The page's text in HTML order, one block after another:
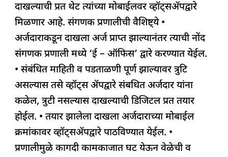
दाखल्याची प्रत थेट त्यांच्या मोबाईलवर व्हॉट्सअ‍ॅपद्वारे
मिळणार आहे. संगणक प्रणालीची वैशिष्ट्ये •
अर्जदाराकडून दाखला अर्ज प्राप्त झाल्यानंतर त्याची नोंद
संगणक प्रणाली मध्ये ‘ई – ऑफिस’ द्वारे करण्यात येईल.
• संबंधित माहिती व पडताळणी पूर्ण झाल्यावर त्रुटि
असल्यास तसे व्हॉट्स ॲपद्वारे संबधित अर्जदार यांना
कळेल, त्रुटी नसल्यास दाखल्याची डिजिटल प्रत तयार
होईल. • तयार झालेला दाखला अर्जदाराच्या मोबाईल
क्रमांकावर व्हॉट्सॲपद्वारे पाठविण्यात येईल. •
प्रणालीमुळे कागदी कामकाजात घट येऊन वेळेची व